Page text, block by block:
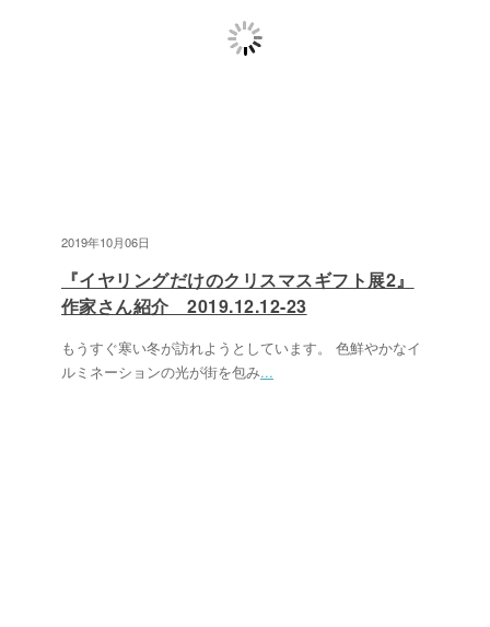
2019年10月06日
『イヤリングだけのクリスマスギフト展2』
作家さん紹介 2019.12.12-23
もうすぐ寒い冬が訪れようとしています。 色鮮やかなイ
ルミネーションの光が街を包み...